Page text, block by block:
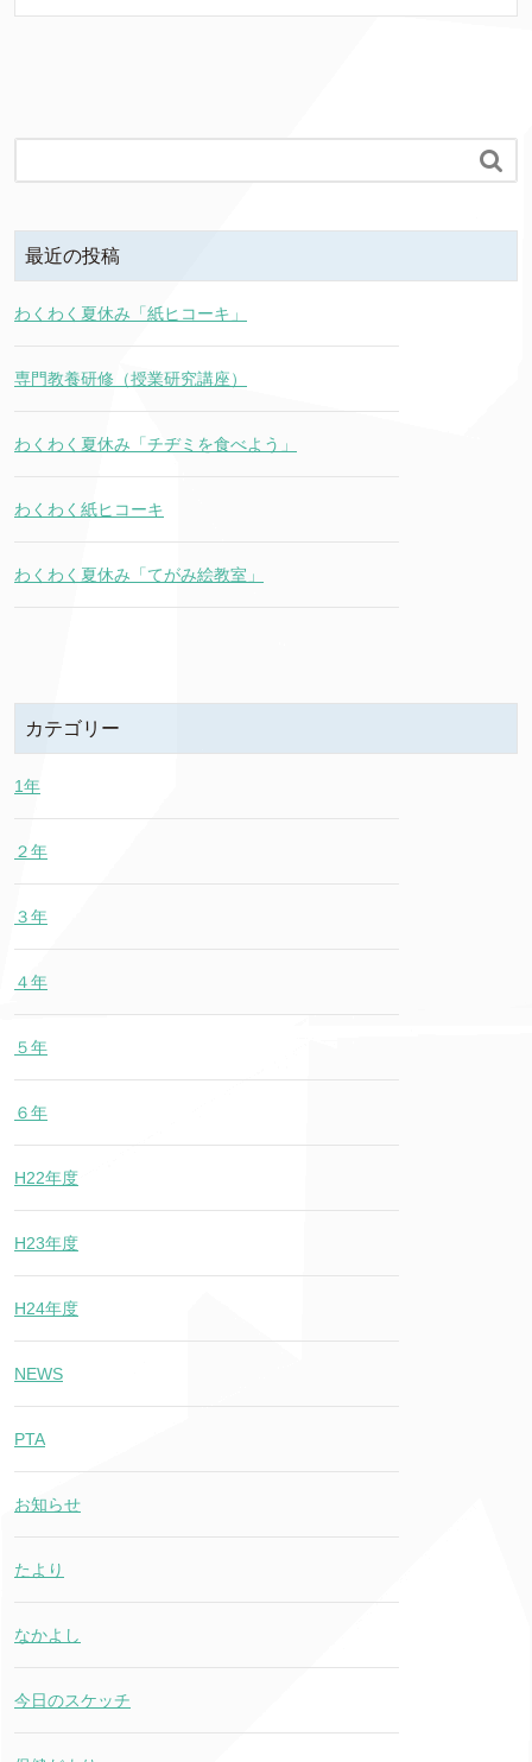

最近の投稿
わくわく夏休み「紙ヒコーキ」
専門教養研修（授業研究講座）
わくわく夏休み「チヂミを食べよう」
わくわく紙ヒコーキ
わくわく夏休み「てがみ絵教室」
カテゴリー
1年
２年
３年
４年
５年
６年
H22年度
H23年度
H24年度
NEWS
PTA
お知らせ
たより
なかよし
今日のスケッチ